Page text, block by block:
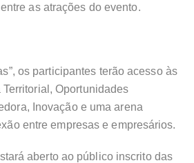
as atrações do evento.
os participantes terão acesso às
Oportunidades
Inovação e uma arena
entre empresas e empresários.
aberto ao público inscrito das